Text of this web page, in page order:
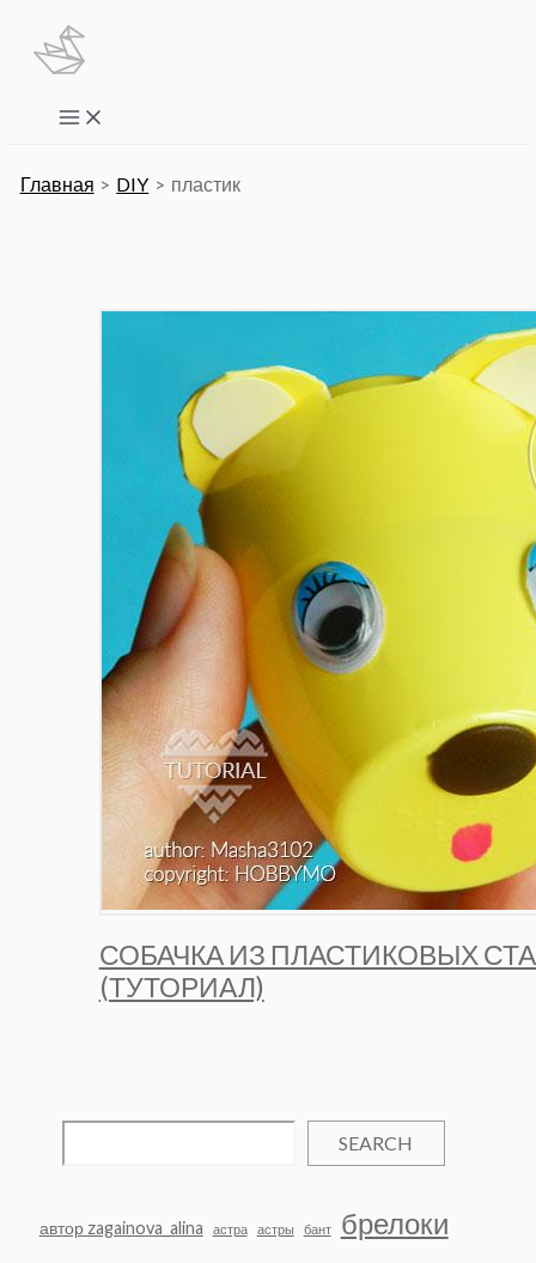
Перейти
содержимому
Main
Menu
Главная DIY пластик
СОБАЧКА ИЗ ПЛАСТИКОВЫХ
(ТУТОРИАЛ)
SEARCH
автор zagainova_alina астра астры бант брелоки